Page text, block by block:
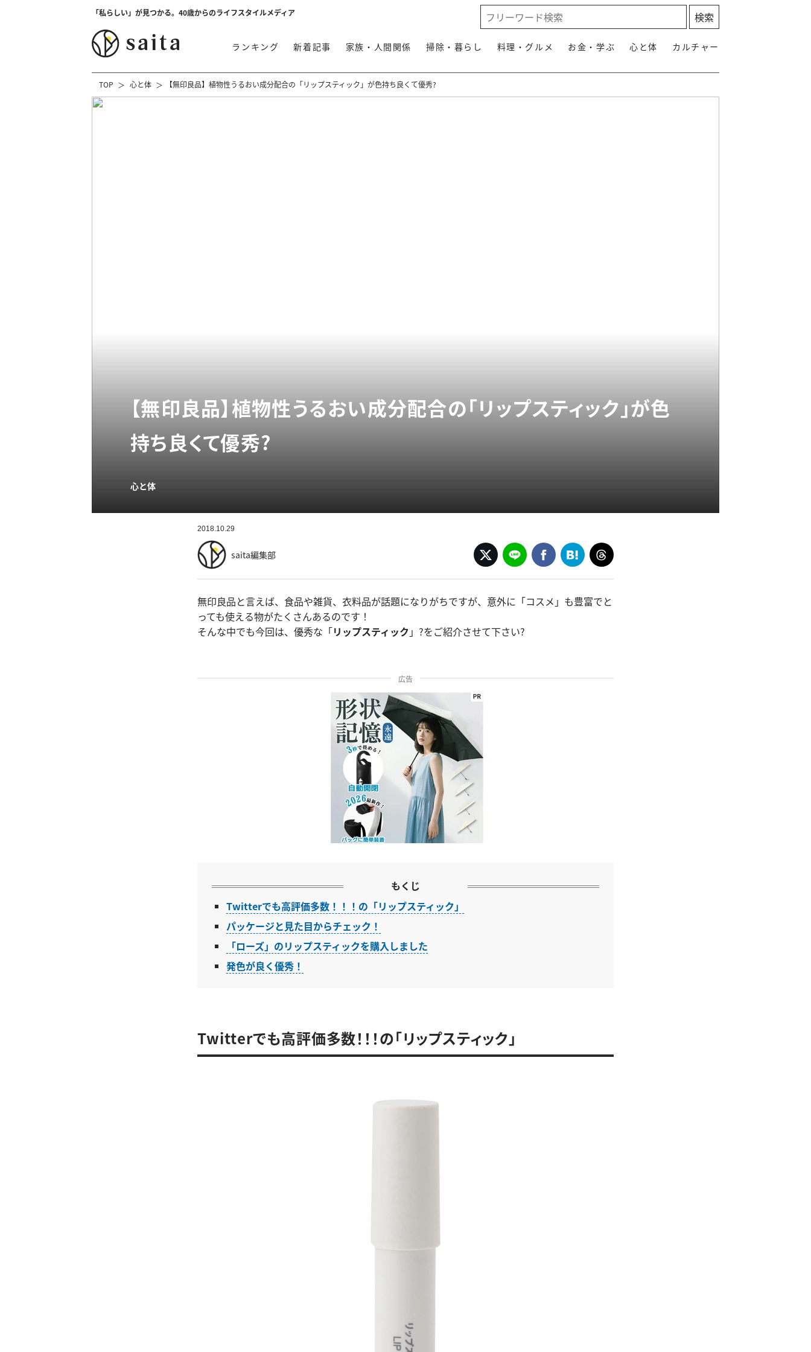
「私らしい」が見つかる。40歳からのライフスタイルメディア
ランキング 新着記事 家族・人間関係 掃除・暮らし 料理・グルメ お金・学ぶ 心と体 カルチャー
TOP 心と体 【無印良品】植物性うるおい成分配合の「リップスティック」が色持ち良くて優秀?
【無印良品】植物性うるおい成分配合の「リップスティック」が色
持ち良くて優秀?
心と体
2018.10.29
saita編集部
無印良品と言えば、食品や雑貨、衣料品が話題になりがちですが、意外に「コスメ」も豊富でと
っても使える物がたくさんあるのです！
そんな中でも今回は、優秀な「リップスティック 」?をご紹介させて下さい?
広告
もくじ
Twitterでも高評価多数！！！の「リップスティック」
パッケージと見た目からチェック！
「ローズ」のリップスティックを購入しました
発色が良く優秀！
Twitterでも高評価多数！！！の「リップスティック」